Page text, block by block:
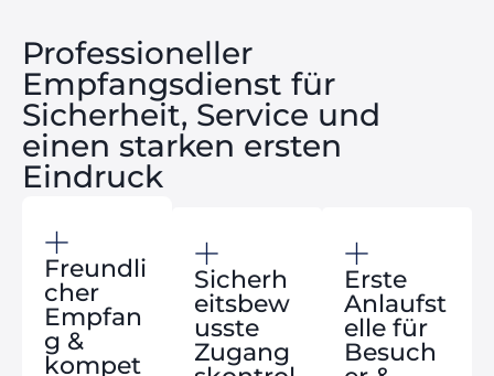
Professioneller
Empfangsdienst für
Sicherheit, Service und
einen starken ersten
Eindruck
Freundli
cher
Empfan
g &
kompet
Sicherh
eitsbew
usste
Zugang
Erste
Anlaufst
elle für
Besuch